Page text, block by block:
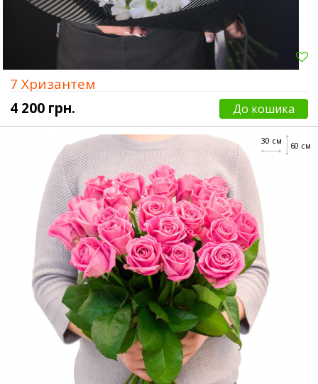
7 Хризантем
4 200 грн.
До кошика
60 см
30 см